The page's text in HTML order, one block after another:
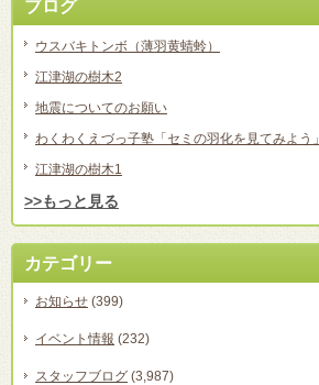
ブログ
ウスバキトンボ（薄羽黄蜻蛉）
江津湖の樹木2
地震についてのお願い
わくわくえづっ子塾「セミの羽化を見てみよう」
江津湖の樹木1
>>もっと見る
カテゴリー
お知らせ (399)
イベント情報 (232)
スタッフブログ (3,987)